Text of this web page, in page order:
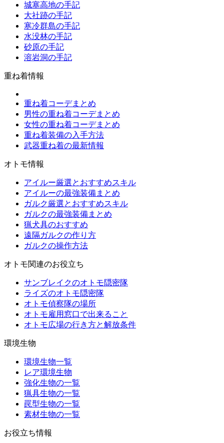
城塞高地の手記
大社跡の手記
寒冷群島の手記
水没林の手記
砂原の手記
溶岩洞の手記
重ね着情報
重ね着コーデまとめ
男性の重ね着コーデまとめ
女性の重ね着コーデまとめ
重ね着装備の入手方法
武器重ね着の最新情報
オトモ情報
アイルー厳選とおすすめスキル
アイルーの最強装備まとめ
ガルク厳選とおすすめスキル
ガルクの最強装備まとめ
猟犬具のおすすめ
遠隔ガルクの作り方
ガルクの操作方法
オトモ関連のお役立ち
サンブレイクのオトモ隠密隊
ライズのオトモ隠密隊
オトモ偵察隊の場所
オトモ雇用窓口で出来ること
オトモ広場の行き方と解放条件
環境生物
環境生物一覧
レア環境生物
強化生物の一覧
猟具生物の一覧
罠型生物の一覧
素材生物の一覧
お役立ち情報